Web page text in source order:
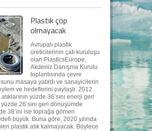
Plastik çöp
olmayacak
Avrupalı plastik
üreticilerinin çatı kuruluşu
olan PlasticsEurope,
Akdeniz Danışma Kurulu
toplantısında çevre
masaya yatırdı ve sanayicilerin
ve hedeflerini paylaştı. 2012
yüzde 36’sını enerji geri
yüzde 26’sını geri dönüşümde
38’ini ise toprağa gömen
büyük. Buna göre, 2020 yılında
plastik atık kalmayacak. Böylece